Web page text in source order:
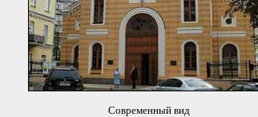
Современный вид